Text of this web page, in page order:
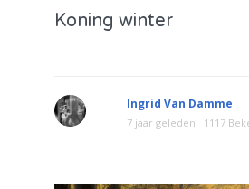
Koning winter
Ingrid Van Damme
7 jaar geleden 1117